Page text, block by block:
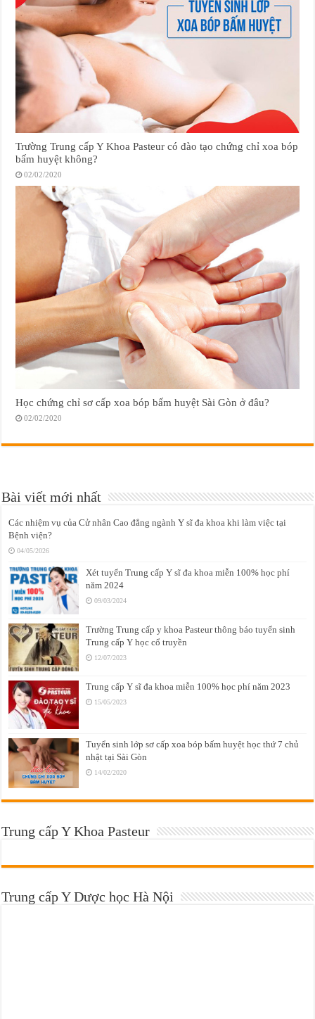
Trường Trung cấp Y Khoa Pasteur có đào tạo chứng chỉ xoa bóp
bấm huyệt không?
02/02/2020
Học chứng chỉ sơ cấp xoa bóp bấm huyệt Sài Gòn ở đâu?
02/02/2020
Bài viết mới nhất
Các nhiệm vụ của Cử nhân Cao đẳng ngành Y sĩ đa khoa khi làm việc tại
Bệnh viện?
04/05/2026
Xét tuyển Trung cấp Y sĩ đa khoa miễn 100% học phí
năm 2024
09/03/2024
Trường Trung cấp y khoa Pasteur thông báo tuyển sinh
Trung cấp Y học cổ truyền
12/07/2023
Trung cấp Y sĩ đa khoa miễn 100% học phí năm 2023
15/05/2023
Tuyển sinh lớp sơ cấp xoa bóp bấm huyệt học thứ 7 chủ
nhật tại Sài Gòn
14/02/2020
Trung cấp Y Khoa Pasteur
Trung cấp Y Dược học Hà Nội